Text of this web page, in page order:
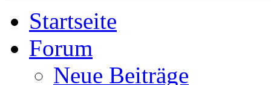
Startseite
Forum
Neue Beiträge